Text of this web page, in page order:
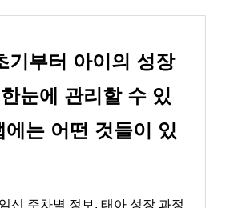
기부터 아이의 성장
눈에 관리할 수 있
에는 어떤 것들이 있
신 주차별 정보, 태아 성장 과정